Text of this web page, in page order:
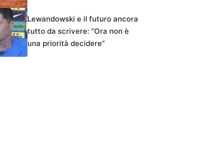
Lewandowski e il futuro ancora
tutto da scrivere: “Ora non è
una priorità decidere”